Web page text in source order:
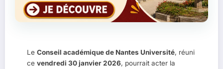
Le Conseil académique de Nantes Université, réuni
ce vendredi 30 janvier 2026, pourrait acter la